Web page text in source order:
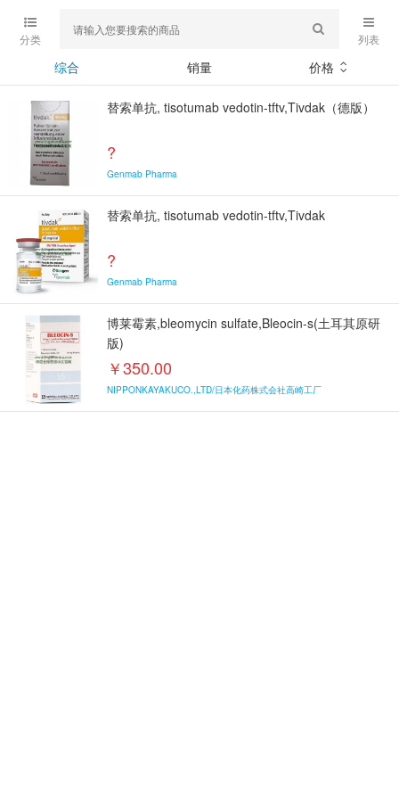
分类 列表
综合 销量 价格
替索单抗, tisotumab vedotin-tftv,Tivdak（德版）
?
Genmab Pharma
替索单抗, tisotumab vedotin-tftv,Tivdak
?
Genmab Pharma
博莱霉素,bleomycin sulfate,Bleocin-s(土耳其原研
版)
￥350.00
NIPPONKAYAKUCO.,LTD/日本化药株式会社高崎工厂